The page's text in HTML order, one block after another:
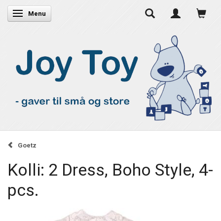
Skifte navigation
Menu
Goetz
Kolli: 2 Dress, Boho Style, 4-
pcs.